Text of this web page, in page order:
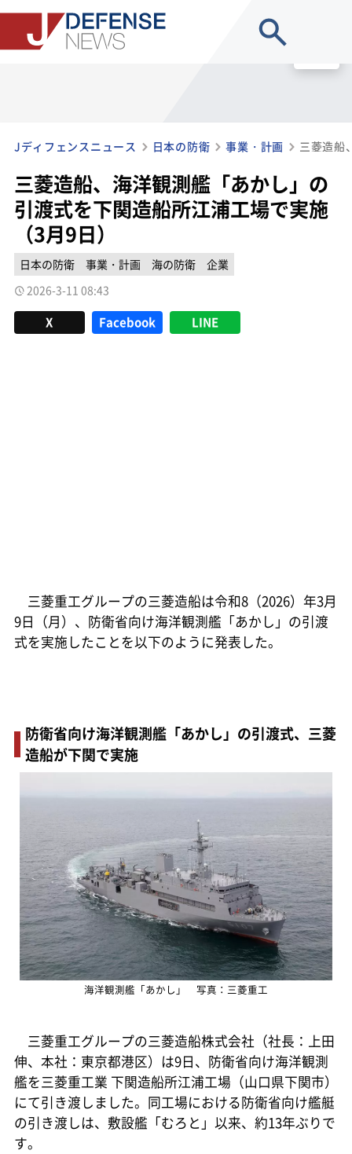
Jディフェンスニュース 日本の防衛 事業・計画
三菱造船、海洋観測艦「あかし」の
引渡式を下関造船所江浦工場で実施
（3月9日）
日本の防衛 事業・計画 海の防衛
企業
2026-3-11 08:43
X Facebook LINE
三菱重工グループの三菱造船は令和8（2026）年3月
9日（月）、防衛省向け海洋観測艦「あかし」の引渡
式を実施したことを以下のように発表した。
防衛省向け海洋観測艦「あかし」の引渡式、三菱
造船が下関で実施
海洋観測艦「あかし」 写真：三菱重工
三菱重工グループの三菱造船株式会社（社長：上田
伸、本社：東京都港区）は9日、防衛省向け海洋観測
艦を三菱重工業 下関造船所江浦工場（山口県下関市）
にて引き渡しました。同工場における防衛省向け艦艇
の引き渡しは、敷設艦「むろと」以来、約13年ぶりで
す。